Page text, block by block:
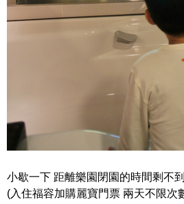
小歇一下 距離樂園閉園的時間剩不
(入住福容加購麗寶門票 兩天不限次